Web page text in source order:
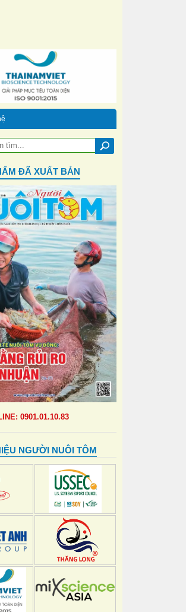
ĐÃ XUẤT BẢN
0901.01.10.83
NGƯỜI NUÔI TÔM